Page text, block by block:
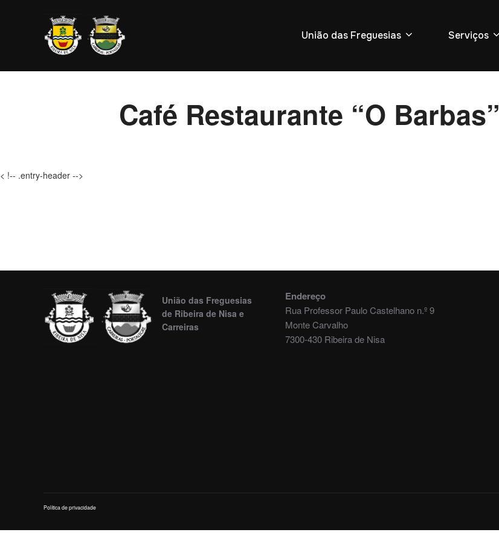
União das Freguesias Serviços
Café Restaurante “O Barbas”
< !-- .entry-header -->
União das Freguesias
de Ribeira de Nisa e
Carreiras
Endereço
Rua Professor Paulo Castelhano n.º 9
Monte Carvalho
7300-430 Ribeira de Nisa
Política de privacidade